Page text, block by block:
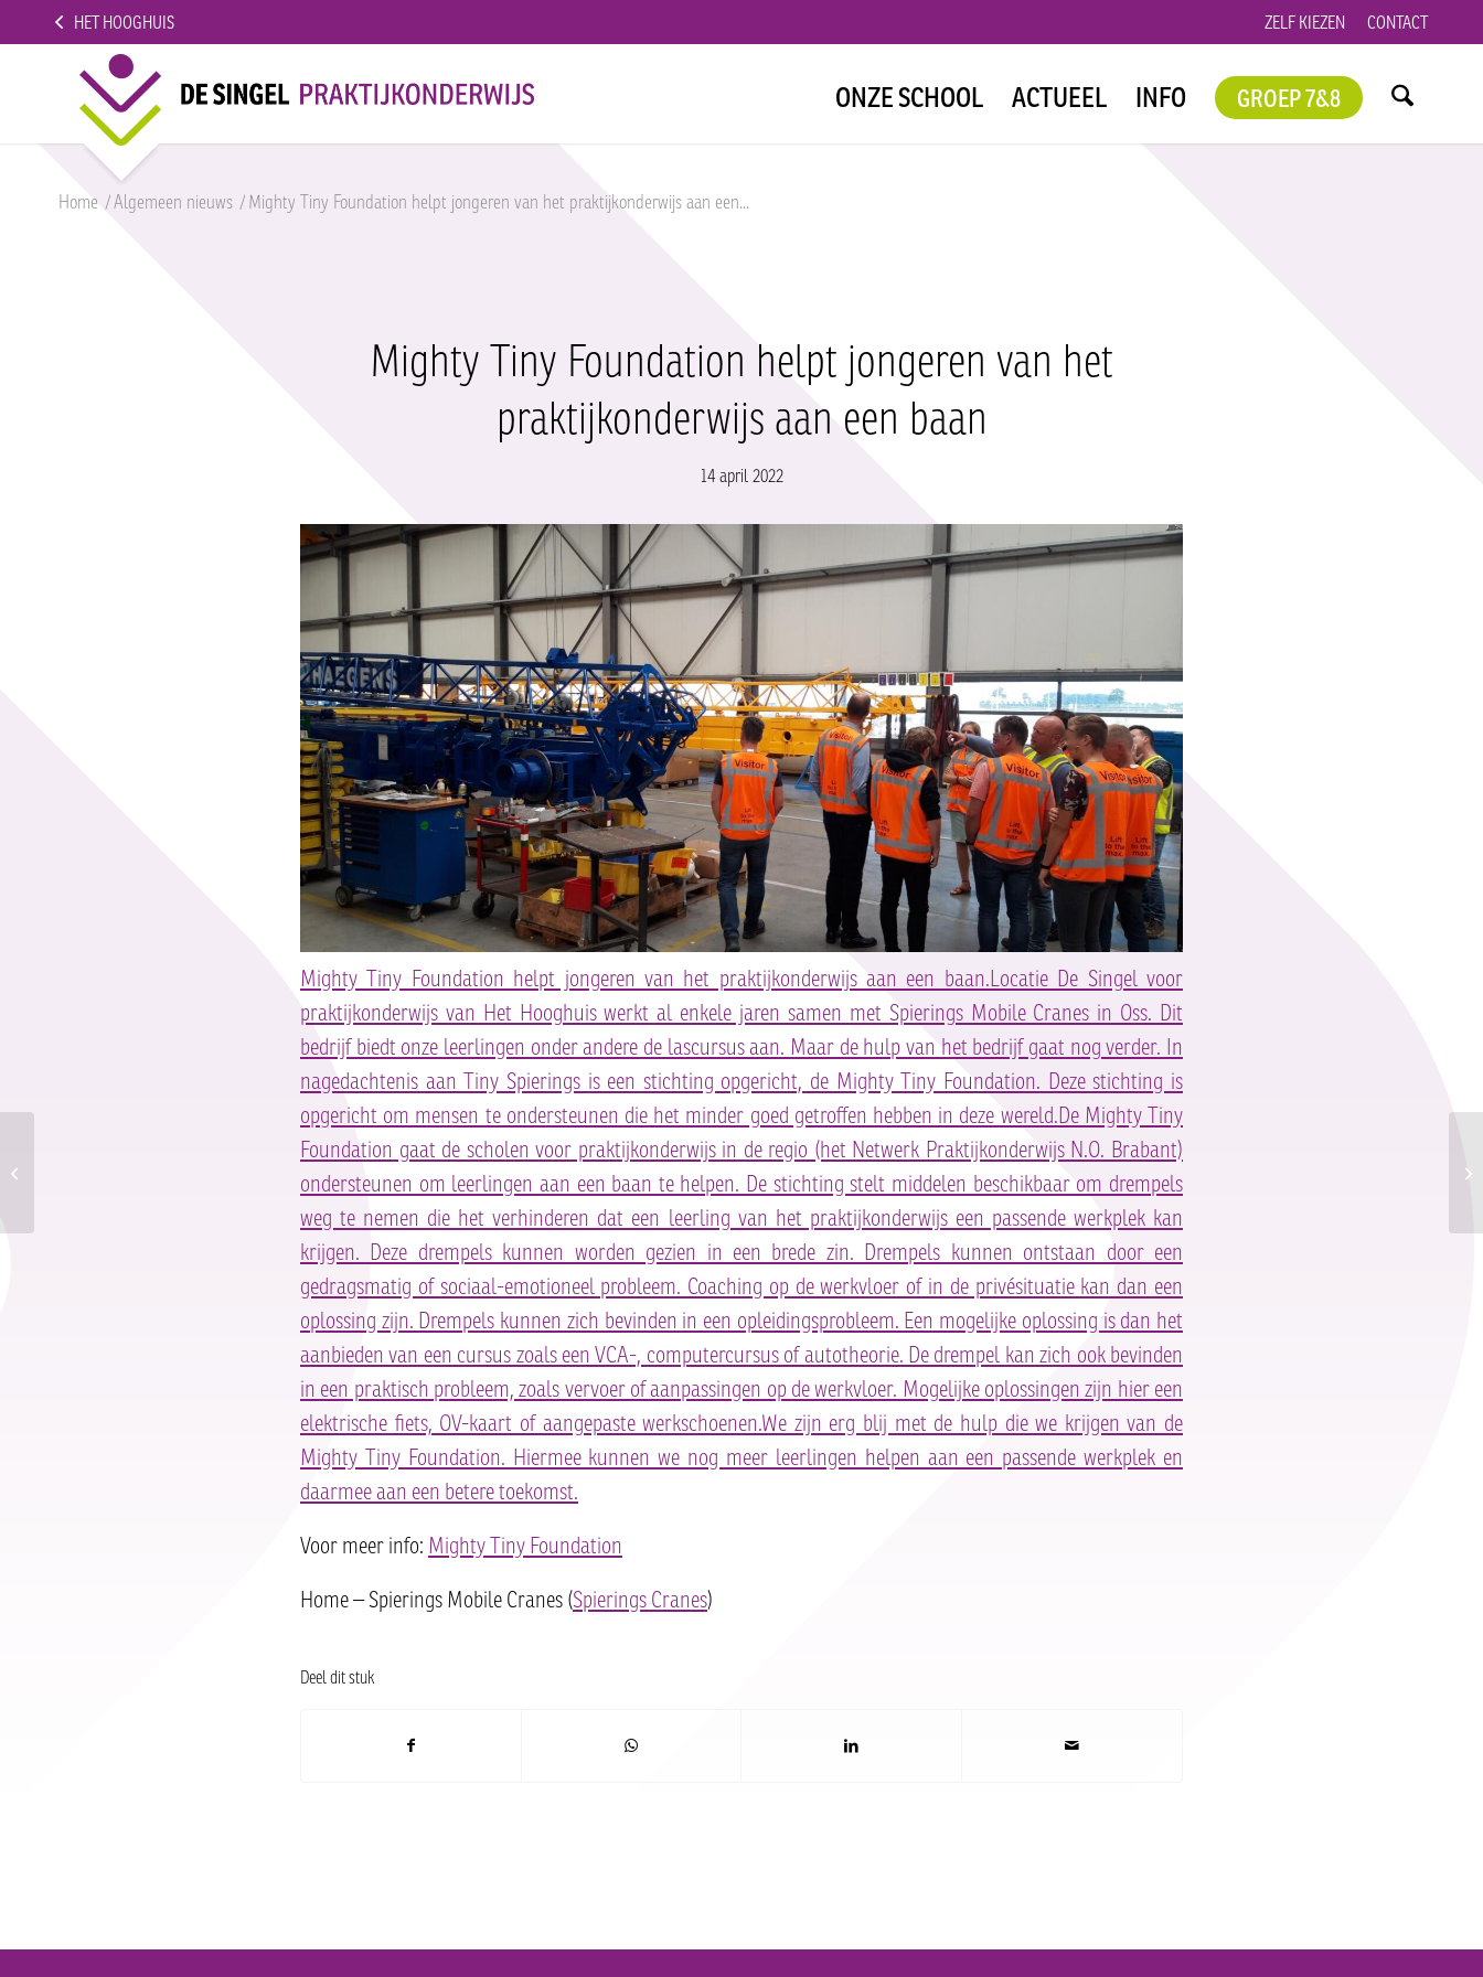
ZELF KIEZEN CONTACT
HET HOOGHUIS
ONZE SCHOOL ACTUEEL INFO GROEP 7&8
Home /Algemeen nieuws /Mighty Tiny Foundation helpt jongeren van het praktijkonderwijs aan een...
Mighty Tiny Foundation helpt jongeren van het
praktijkonderwijs aan een baan
14 april 2022
Mighty Tiny Foundation helpt jongeren van het praktijkonderwijs aan een baan.Locatie De Singel voor
praktijkonderwijs van Het Hooghuis werkt al enkele jaren samen met Spierings Mobile Cranes in Oss. Dit
bedrijf biedt onze leerlingen onder andere de lascursus aan. Maar de hulp van het bedrijf gaat nog verder. In
nagedachtenis aan Tiny Spierings is een stichting opgericht, de Mighty Tiny Foundation. Deze stichting is
opgericht om mensen te ondersteunen die het minder goed getroffen hebben in deze wereld.De Mighty Tiny
Foundation gaat de scholen voor praktijkonderwijs in de regio (het Netwerk Praktijkonderwijs N.O. Brabant)
ondersteunen om leerlingen aan een baan te helpen. De stichting stelt middelen beschikbaar om drempels
weg te nemen die het verhinderen dat een leerling van het praktijkonderwijs een passende werkplek kan
krijgen. Deze drempels kunnen worden gezien in een brede zin. Drempels kunnen ontstaan door een
gedragsmatig of sociaal-emotioneel probleem. Coaching op de werkvloer of in de privésituatie kan dan een
oplossing zijn. Drempels kunnen zich bevinden in een opleidingsprobleem. Een mogelijke oplossing is dan het
aanbieden van een cursus zoals een VCA-, computercursus of autotheorie. De drempel kan zich ook bevinden
in een praktisch probleem, zoals vervoer of aanpassingen op de werkvloer. Mogelijke oplossingen zijn hier een
elektrische fiets, OV-kaart of aangepaste werkschoenen.We zijn erg blij met de hulp die we krijgen van de
Mighty Tiny Foundation. Hiermee kunnen we nog meer leerlingen helpen aan een passende werkplek en
daarmee aan een betere toekomst.
Voor meer info: Mighty Tiny Foundation
Home – Spierings Mobile Cranes (Spierings Cranes)
Deel dit stuk